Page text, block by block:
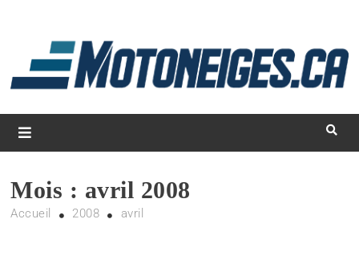
Magazine Motoneiges.ca
Mois : avril 2008
Accueil 2008 avril